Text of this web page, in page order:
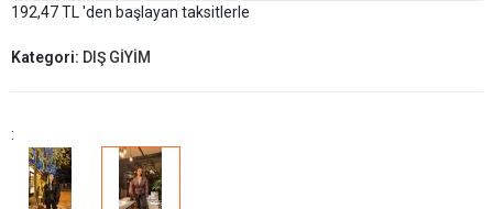
192,47 TL 'den başlayan taksitlerle
Kategori: DIŞ GİYİM
: